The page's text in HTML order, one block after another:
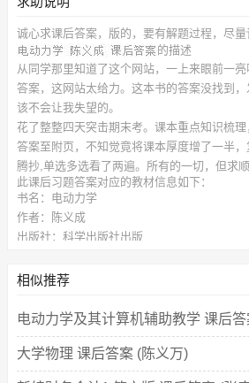
诚心求课后答案， 版的，要有解题过程，尽量
的描述
从同学那里知道了这个网站，一上来眼前一
答案，这网站太给力。这本书的答案没找到
该不会让我失望的。
花了整整四天突击期末考。课本重点知识梳
答案至附页，不知觉竟将课本厚度增了一半
腾抄,单选多选看了两遍。所有的一切，但求
此课后习题答案对应的教材信息如下：
书名：电动力学
作者：陈义成
出版社：科学出版社出版
相似推荐
电动力学及其计算机辅助教学 课后
大学物理 课后答案 (陈义万)